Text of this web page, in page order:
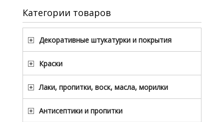
Категории товаров
Декоративные штукатурки и покрытия
Краски
Лаки, пропитки, воск, масла, морилки
Антисептики и пропитки